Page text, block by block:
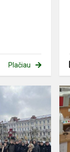
Plačiau